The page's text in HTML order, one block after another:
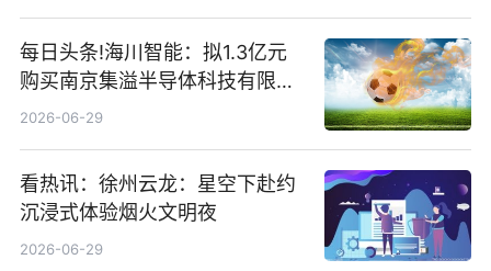
每日头条!海川智能：拟1.3亿元
购买南京集溢半导体科技有限公
司15.3%股权
2026-06-29
看热讯：徐州云龙：星空下赴约
沉浸式体验烟火文明夜
2026-06-29